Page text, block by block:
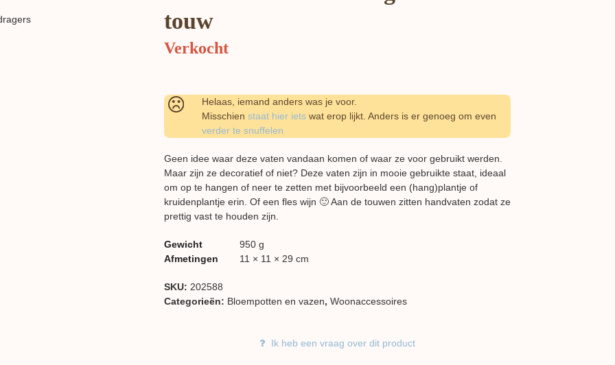
touw
Verkocht
Helaas, iemand anders was je voor.
Misschien staat hier iets wat erop lijkt. Anders is er genoeg om even
verder te snuffelen
Geen idee waar deze vaten vandaan komen of waar ze voor gebruikt werden.
Maar zijn ze decoratief of niet? Deze vaten zijn in mooie gebruikte staat, ideaal
om op te hangen of neer te zetten met bijvoorbeeld een (hang)plantje of
kruidenplantje erin. Of een fles wijn 🙂 Aan de touwen zitten handvaten zodat ze
prettig vast te houden zijn.
Gewicht
950 g
Afmetingen
11 × 11 × 29 cm
SKU: 202588
Categorieën: Bloempotten en vazen, Woon​accessoires
Ik heb een vraag over dit product